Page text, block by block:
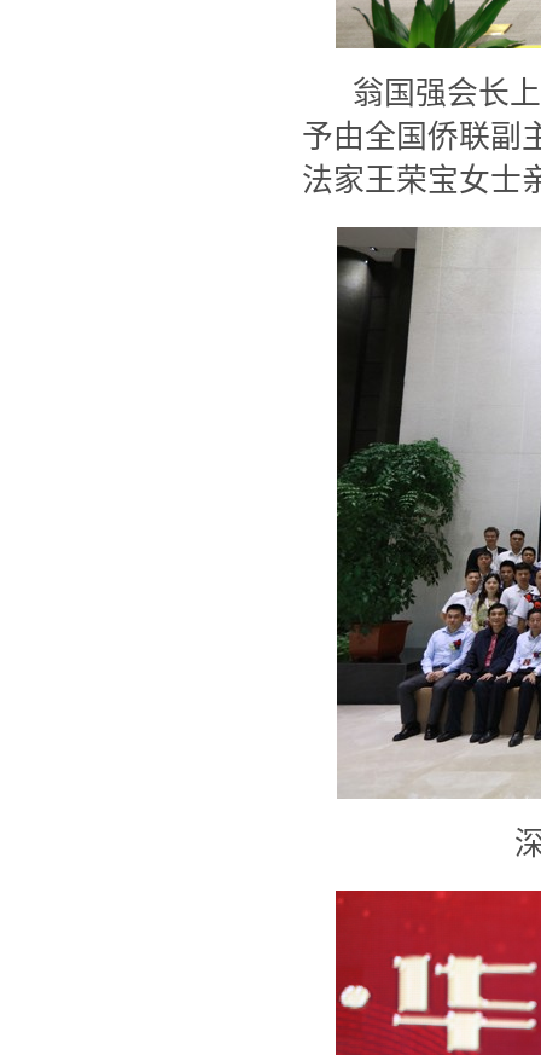
翁国强会长
予由全国侨联副
法家王荣宝女士